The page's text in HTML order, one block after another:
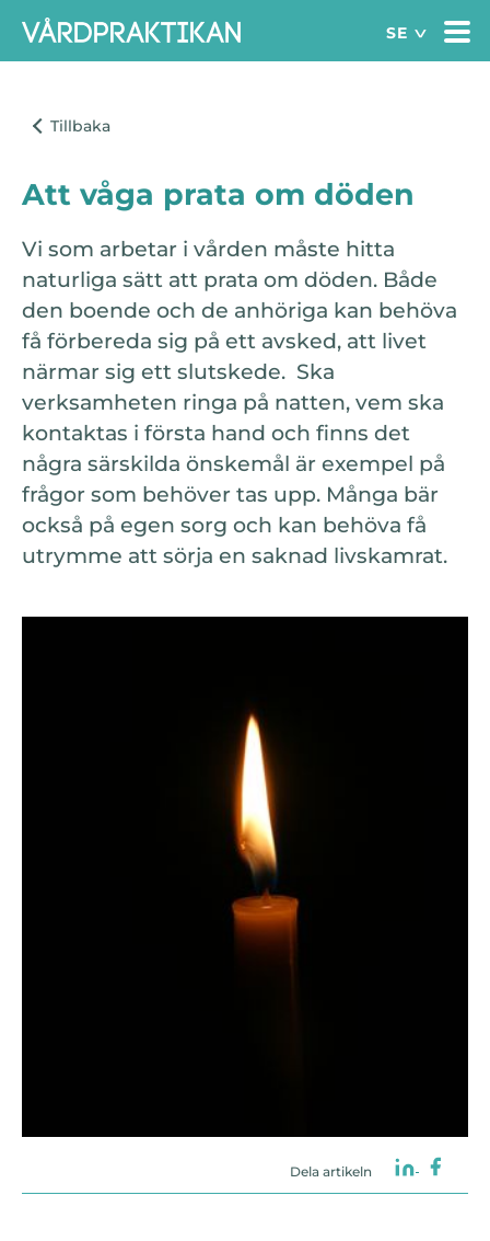
Att våga prata om döden
Vi som arbetar i vården måste hitta
naturliga sätt att prata om döden. Både
den boende och de anhöriga kan behöva
få förbereda sig på ett avsked, att livet
närmar sig ett slutskede. Ska
verksamheten ringa på natten, vem ska
kontaktas i första hand och finns det
några särskilda önskemål är exempel på
frågor som behöver tas upp. Många bär
också på egen sorg och kan behöva få
utrymme att sörja en saknad livskamrat.
Dela artikeln